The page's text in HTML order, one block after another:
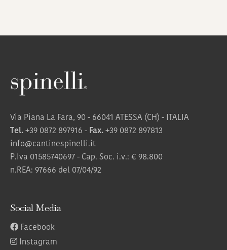
Via Piana La Fara, 90 - 66041 ATESSA (CH) - ITALIA
Tel. +39 0872 897916 - Fax. +39 0872 897813
info@cantinespinelli.it
P.Iva 01585740697 - Cap. Soc. i.v.: € 98.800
n.REA: 97666 del 07/04/92
Social Media
Facebook
Instagram